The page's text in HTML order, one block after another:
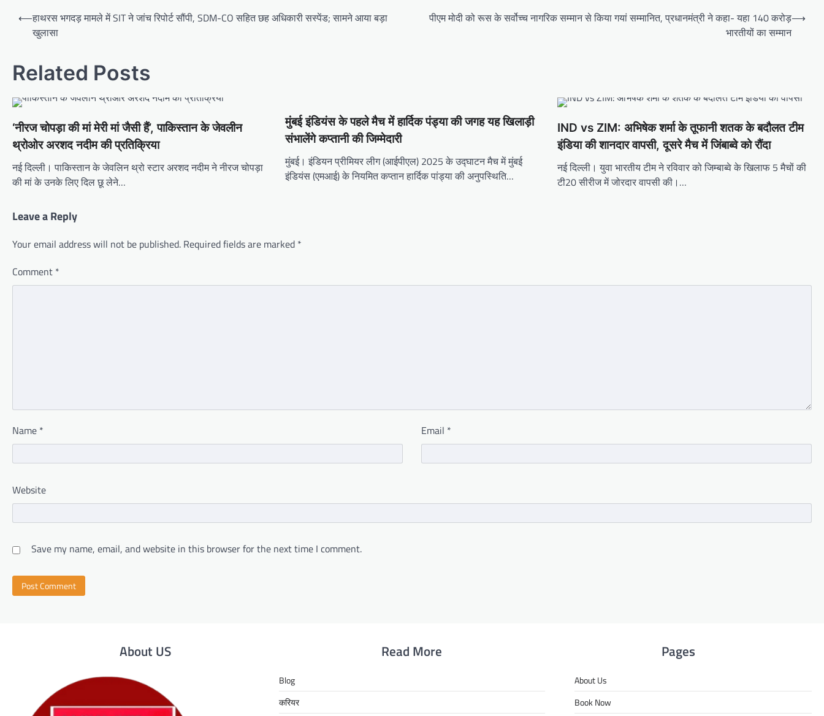
Post
navigation
⟵हाथरस भगदड़ मामले में SIT ने जांच रिपोर्ट सौंपी, SDM-CO सहित छह अधिकारी सस्पेंड; सामने आया बड़ा
खुलासा
पीएम मोदी को रूस के सर्वोच्च नागरिक सम्मान से किया गयां सम्मानित, प्रधानमंत्री ने कहा- यहा 140 करोड़
भारतीयों का सम्मान
⟶
Related Posts
‘नीरज चोपड़ा की मां मेरी मां जैसी हैं’, पाकिस्तान के जेवलीन
थ्रोओर अरशद नदीम की प्रतिक्रिया
नई दिल्ली। पाकिस्तान के जेवलिन थ्रो स्टार अरशद नदीम ने नीरज चोपड़ा
की मां के उनके लिए दिल छू लेने…
मुंबई इंडियंस के पहले मैच में हार्दिक पंड्या की जगह यह खिलाड़ी
संभालेंगे कप्तानी की जिम्मेदारी
मुंबई। इंडियन प्रीमियर लीग (आईपीएल) 2025 के उद्घाटन मैच में मुंबई
इंडियंस (एमआई) के नियमित कप्तान हार्दिक पांड्या की अनुपस्थिति…
IND vs ZIM: अभिषेक शर्मा के तूफानी शतक के बदौलत टीम
इंडिया की शानदार वापसी, दूसरे मैच में जिंबाब्‍वे को रौंदा
नई दिल्ली। युवा भारतीय टीम ने रविवार को जिम्बाब्वे के खिलाफ 5 मैचों की
टी20 सीरीज में जोरदार वापसी की।…
Leave a Reply
Your email address will not be published. Required fields are marked *
Comment *
Name * Email *
Website
Save my name, email, and website in this browser for the next time I comment.
About US Read More
Blog
करियर
Pages
About Us
Book Now